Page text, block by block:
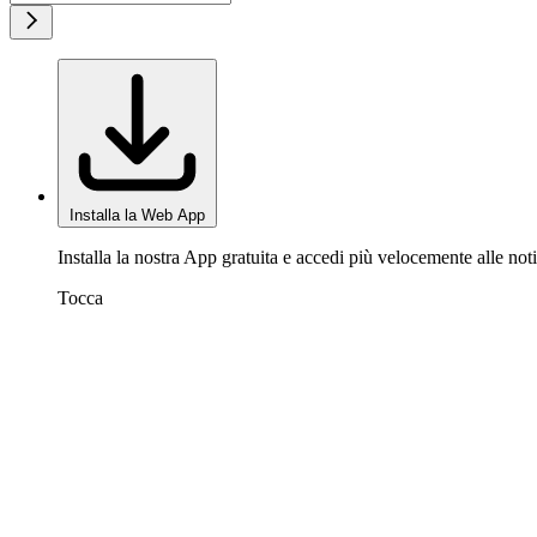
Installa la Web App
Installa la nostra App gratuita e accedi più velocemente alle
Tocca